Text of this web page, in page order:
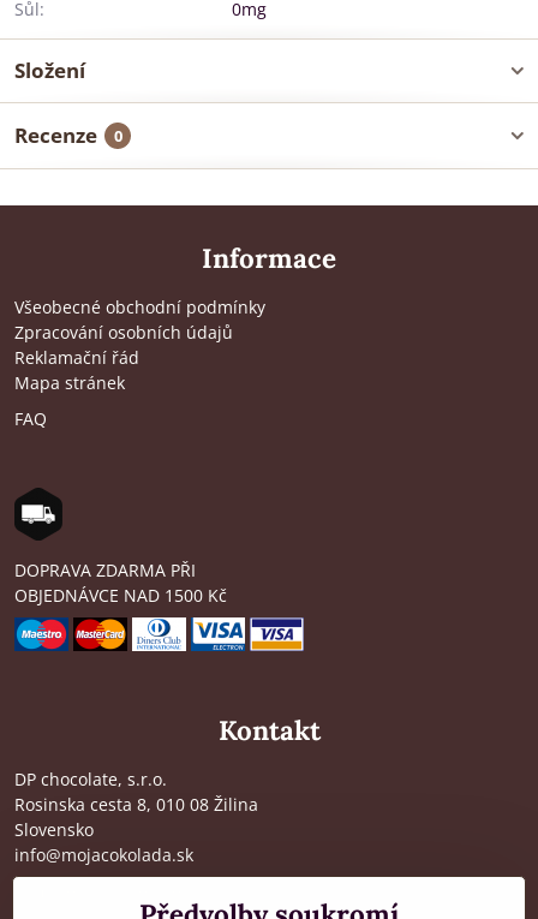
Sůl:
0mg
Složení
Recenze 0
Informace
Všeobecné obchodní podmínky
Zpracování osobních údajů
Reklamační řád
Mapa stránek
FAQ
DOPRAVA ZDARMA PŘI
OBJEDNÁVCE NAD 1500 Kč
Kontakt
DP chocolate, s.r.o.
Rosinska cesta 8, 010 08 Žilina
Slovensko
info@mojacokolada.sk